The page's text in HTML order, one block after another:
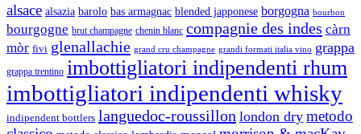
alsace alsazia barolo bas armagnac blended japponese borgogna bourbon
bourgogne brut champagne chenin blanc compagnie des indes càrn
mòr fivi glenallachie grand cru champagne grandi formati italia vino grappa
grappa trentino imbottigliatori indipendenti rhum
imbottigliatori indipendenti whisky
indipendent bottlers languedoc-roussillon london dry metodo